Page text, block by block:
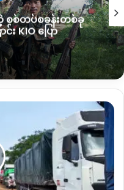
ယ်လို့ သိရပါတယ်။
တင်ဘာ၊ အောက်တိုဘာလ
လပ်ရေး
တိုက်ပွဲတွေရှိခဲ့ပြီး ဖား
း ၄ မိုင်ခန့်အကွာမှာရှိ
စစ်တပ်စခန်းတစ်ခု
KIO ပြော